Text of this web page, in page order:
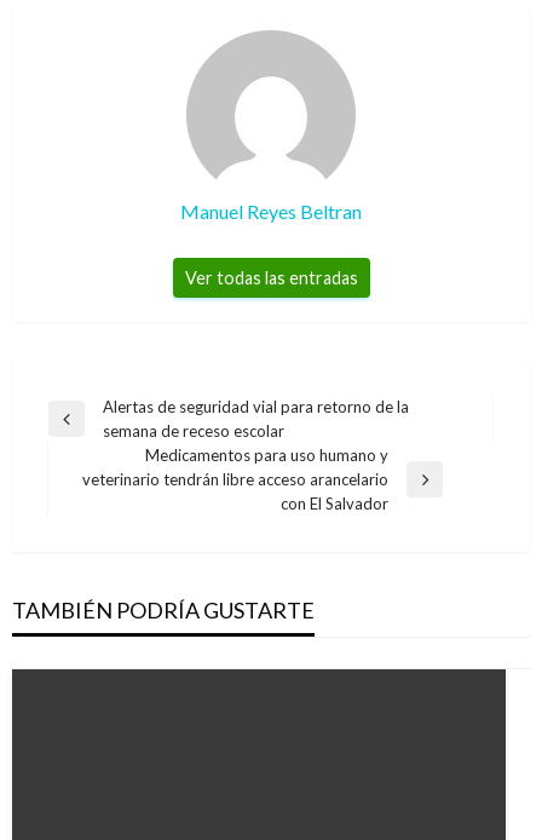
Manuel Reyes Beltran
Ver todas las entradas
Navegación
entradas
Entrada
Alertas de seguridad vial para retorno de la
semana de receso escolar
Entrada
Medicamentos para uso humano y
veterinario tendrán libre acceso arancelario
con El Salvador
TAMBIÉN PODRÍA GUSTARTE